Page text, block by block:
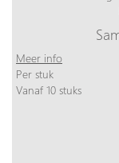
Meer info
Per stuk
Vanaf 10 stuks